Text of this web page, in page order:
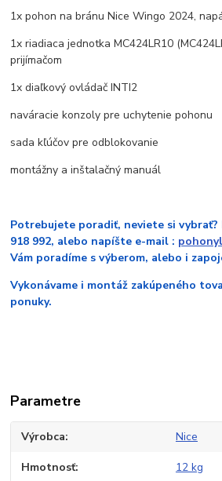
1x pohon na bránu Nice Wingo 2024,
1x riadiaca jednotka MC424LR10
prijímačom
1x diaľkový ovládač INTI2
naváracie konzoly pre uchytenie pohonu
sada kľúčov pre odblokovanie
montážny a inštalačný manuál
Potrebujete poradiť, neviete si vybrať?
918 992, alebo napíšte e-mail :
Vám poradíme s výberom, alebo i
Vykonávame i montáž zakúpeného
ponuky.
Parametre
Výrobca Nice
Hmotnosť 12 kg